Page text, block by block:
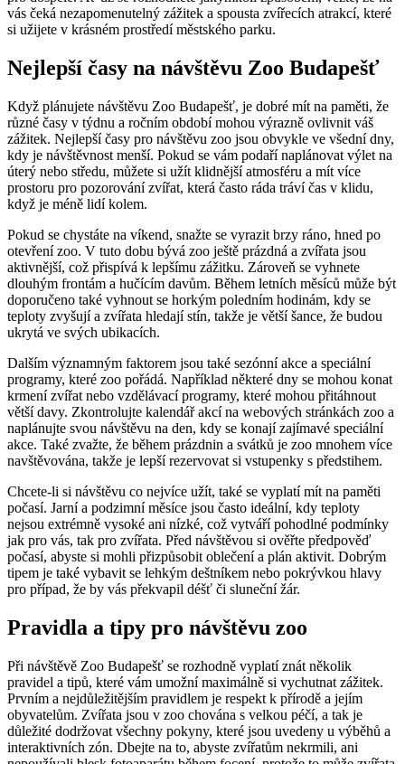
vás čeká nezapomenutelný zážitek a spousta zvířecích atrakcí, které
si užijete v krásném prostředí městského parku.
Nejlepší časy na návštěvu Zoo Budapešť
Když plánujete návštěvu Zoo Budapešť, je dobré mít na paměti, že
různé časy v týdnu a ročním období mohou výrazně ovlivnit váš
zážitek. Nejlepší časy pro návštěvu zoo jsou obvykle ve všední dny,
kdy je návštěvnost menší. Pokud se vám podaří naplánovat výlet na
úterý nebo středu, můžete si užít klidnější atmosféru a mít více
prostoru pro pozorování zvířat, která často ráda tráví čas v klidu,
když je méně lidí kolem.
Pokud se chystáte na víkend, snažte se vyrazit brzy ráno, hned po
otevření zoo. V tuto dobu bývá zoo ještě prázdná a zvířata jsou
aktivnější, což přispívá k lepšímu zážitku. Zároveň se vyhnete
dlouhým frontám a hučícím davům. Během letních měsíců může být
doporučeno také vyhnout se horkým poledním hodinám, kdy se
teploty zvyšují a zvířata hledají stín, takže je větší šance, že budou
ukrytá ve svých ubikacích.
Dalším významným faktorem jsou také sezónní akce a speciální
programy, které zoo pořádá. Například některé dny se mohou konat
krmení zvířat nebo vzdělávací programy, které mohou přitáhnout
větší davy. Zkontrolujte kalendář akcí na webových stránkách zoo a
naplánujte svou návštěvu na den, kdy se konají zajímavé speciální
akce. Také zvažte, že během prázdnin a svátků je zoo mnohem více
navštěvována, takže je lepší rezervovat si vstupenky s předstihem.
Chcete-li si návštěvu co nejvíce užít, také se vyplatí mít na paměti
počasí. Jarní a podzimní měsíce jsou často ideální, kdy teploty
nejsou extrémně vysoké ani nízké, což vytváří pohodlné podmínky
jak pro vás, tak pro zvířata. Před návštěvou si ověřte předpověď
počasí, abyste si mohli přizpůsobit oblečení a plán aktivit. Dobrým
tipem je také vybavit se lehkým deštníkem nebo pokrývkou hlavy
pro případ, že by vás překvapil déšť či sluneční žár.
Pravidla a tipy pro návštěvu zoo
Při návštěvě Zoo Budapešť se rozhodně vyplatí znát několik
pravidel a tipů, které vám umožní maximálně si vychutnat zážitek.
Prvním a nejdůležitějším pravidlem je respekt k přírodě a jejím
obyvatelům. Zvířata jsou v zoo chována s velkou péčí, a tak je
důležité dodržovat všechny pokyny, které jsou uvedeny u výběhů a
interaktivních zón. Dbejte na to, abyste zvířatům nekrmili, ani